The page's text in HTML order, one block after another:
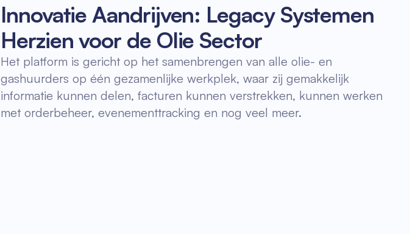
Innovatie Aandrijven: Legacy Systemen
Herzien voor de Olie Sector
Het platform is gericht op het samenbrengen van alle olie- en
gashuurders op één gezamenlijke werkplek, waar zij gemakkelijk
informatie kunnen delen, facturen kunnen verstrekken, kunnen werken
met orderbeheer, evenementtracking en nog veel meer.